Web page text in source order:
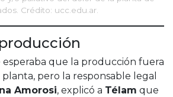
Crédito: ucc.edu.ar.
esperaba que la producción fuera
pero la responsable legal
Amorosi, explicó a Télam que